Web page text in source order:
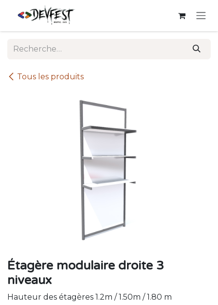
Se rendre au contenu
Tous les produits
Étagère modulaire droite 3
niveaux
Hauteur des étagères 1.2m / 1.50m / 1.80 m